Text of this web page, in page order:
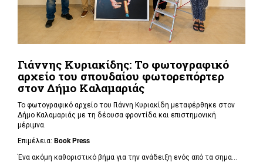
Γιάννης Κυριακίδης: Το φωτογραφικό
αρχείο του σπουδαίου φωτορεπόρτερ
στον Δήμο Καλαμαριάς
Το φωτογραφικό αρχείο του Γιάννη Κυριακίδη μεταφέρθηκε στον
Δήμο Καλαμαριάς με τη δέουσα φροντίδα και επιστημονική
μέριμνα.
Επιμέλεια: Book Press
Ένα ακόμη καθοριστικό βήμα για την ανάδειξη ενός από τα σημα...